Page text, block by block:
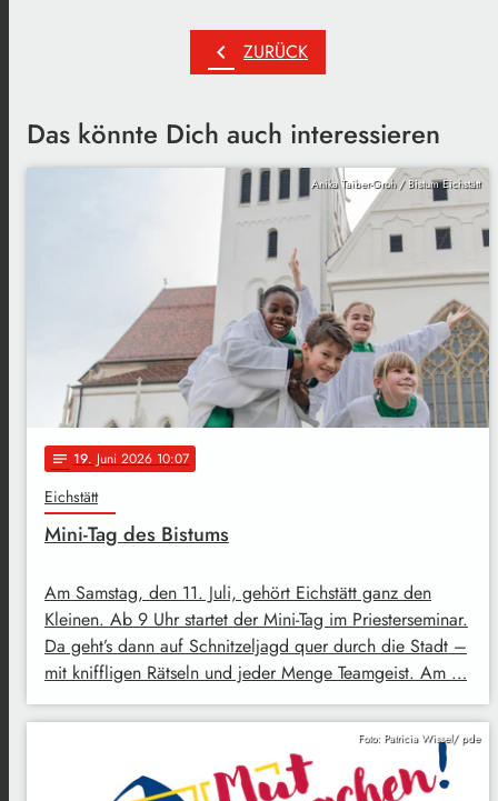
chevron_left ZURÜCK
Das könnte Dich auch interessieren
Anika Taiber-Groh / Bistum Eichstätt
notes 19. Juni 2026 10:07
Eichstätt
Mini-Tag des Bistums
Am Samstag, den 11. Juli, gehört Eichstätt ganz den
Kleinen. Ab 9 Uhr startet der Mini-Tag im Priesterseminar.
Da geht’s dann auf Schnitzeljagd quer durch die Stadt –
mit kniffligen Rätseln und jeder Menge Teamgeist. Am …
Foto: Patricia Wissel/ pde